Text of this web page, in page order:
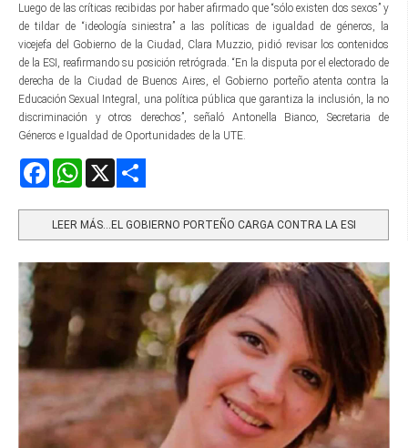
Luego de las críticas recibidas por haber afirmado que “sólo existen dos sexos” y
de tildar de “ideología siniestra” a las políticas de igualdad de géneros, la
vicejefa del Gobierno de la Ciudad, Clara Muzzio, pidió revisar los contenidos
de la ESI, reafirmando su posición retrógrada. “En la disputa por el electorado de
derecha de la Ciudad de Buenos Aires, el Gobierno porteño atenta contra la
Educación Sexual Integral, una política pública que garantiza la inclusión, la no
discriminación y otros derechos”, señaló Antonella Bianco, Secretaria de
Géneros e Igualdad de Oportunidades de la UTE.
FacebookWhatsApp
LEER MÁS…EL GOBIERNO PORTEÑO CARGA CONTRA LA ESI